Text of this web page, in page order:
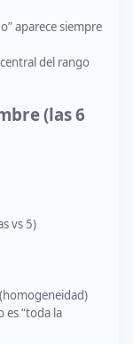
aparece siempre
del rango
(las 6
vs 5)
es “toda la